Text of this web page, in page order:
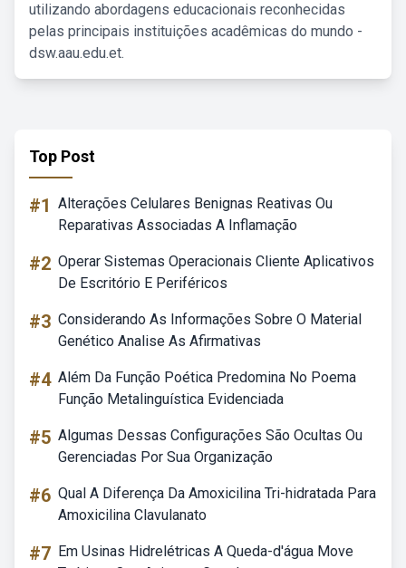
utilizando abordagens educacionais reconhecidas
pelas principais instituições acadêmicas do mundo -
dsw.aau.edu.et.
Top Post
#1 Alterações Celulares Benignas Reativas Ou
Reparativas Associadas A Inflamação
#2 Operar Sistemas Operacionais Cliente Aplicativos
De Escritório E Periféricos
#3 Considerando As Informações Sobre O Material
Genético Analise As Afirmativas
#4 Além Da Função Poética Predomina No Poema
Função Metalinguística Evidenciada
#5 Algumas Dessas Configurações São Ocultas Ou
Gerenciadas Por Sua Organização
#6 Qual A Diferença Da Amoxicilina Tri-hidratada Para
Amoxicilina Clavulanato
#7 Em Usinas Hidrelétricas A Queda-d'água Move